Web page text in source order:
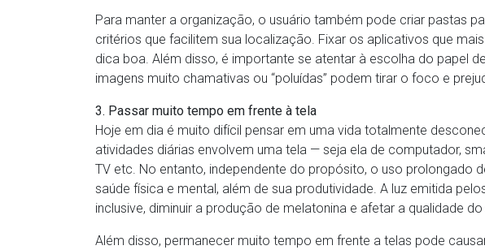
Para manter a organização, o usuário também pode criar pastas
critérios que facilitem sua localização. Fixar os aplicativos que
dica boa. Além disso, é importante se atentar à escolha do papel
imagens muito chamativas ou “poluídas” podem tirar o foco e
3. Passar muito tempo em frente à tela
Hoje em dia é muito difícil pensar em uma vida totalmente
atividades diárias envolvem uma tela — seja ela de computador,
TV etc. No entanto, independente do propósito, o uso prolongado
saúde física e mental, além de sua produtividade. A luz emitida
inclusive, diminuir a produção de melatonina e afetar a qualidade
Além disso, permanecer muito tempo em frente a telas pode